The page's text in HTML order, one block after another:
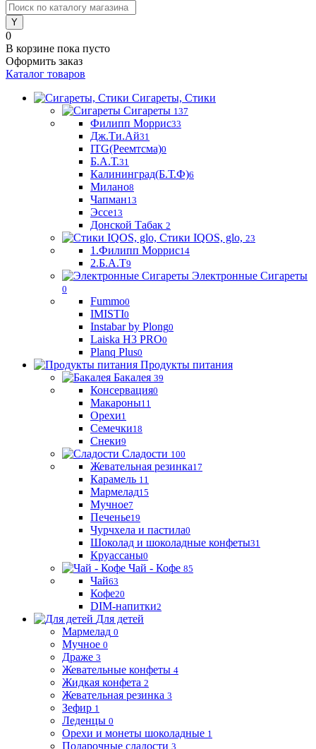
0
В корзине пока пусто
Оформить заказ
Каталог товаров
Сигареты, Стики
Сигареты 137
Филипп Моррис33
Дж.Ти.Ай31
ITG(Реемтсма)0
Б.А.Т.31
Калининград(Б.Т.Ф)6
Милано8
Чапман13
Эссе13
Донской Табак 2
Стики IQOS, glo, 23
1.Филипп Моррис14
2.Б.А.Т9
Электронные Сигареты
0
Fummo0
IMISTI0
Instabar by Plong0
Laiska H3 PRO0
Planq Plus0
Продукты питания
Бакалея 39
Консервация0
Макароны11
Орехи1
Семечки18
Снеки9
Сладости 100
Жевательная резинка17
Карамель 11
Мармелад15
Мучное7
Печенье19
Чурчхела и пастила0
Шоколад и шоколадные конфеты31
Круассаны0
Чай - Кофе 85
Чай63
Кофе20
DIM-напитки2
Для детей
Мармелад 0
Мучное 0
Драже 3
Жевательные конфеты 4
Жидкая конфета 2
Жевательная резинка 3
Зефир 1
Леденцы 0
Орехи и монеты шоколадные 1
Подарочные сладости 3